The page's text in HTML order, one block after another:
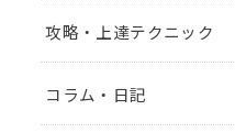
攻略・上達テクニック
コラム・日記